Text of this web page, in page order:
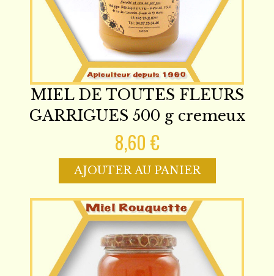
MIEL DE TOUTES FLEURS
GARRIGUES 500 g cremeux
8,60 €
AJOUTER AU PANIER